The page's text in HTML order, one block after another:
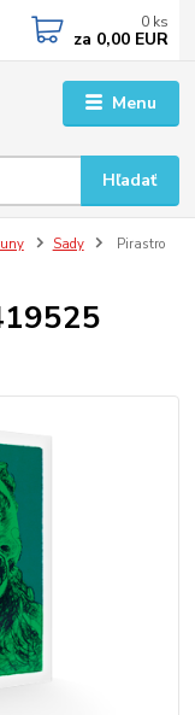
Menu
Hľadať
0 ks
za 0,00 EUR
Sady
Pirastro